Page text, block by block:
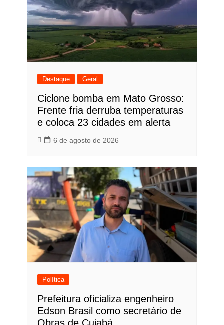
Destaque Geral
Ciclone bomba em Mato Grosso:
Frente fria derruba temperaturas
e coloca 23 cidades em alerta
6 de agosto de 2026
Política
Prefeitura oficializa engenheiro
Edson Brasil como secretário de